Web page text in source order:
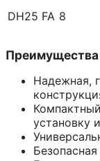
DH25 FA 8
Преимущества
Надежная,
установку